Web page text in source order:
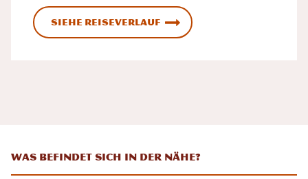
Siehe Reiseverlauf
Was befindet sich in der Nähe?